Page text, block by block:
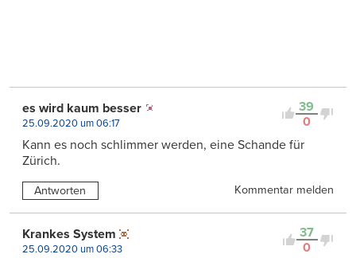
39
0
es wird kaum besser
25.09.2020 um 06:17
Kann es noch schlimmer werden, eine Schande für
Zürich.
Antworten Kommentar melden
37
0
Krankes System
25.09.2020 um 06:33